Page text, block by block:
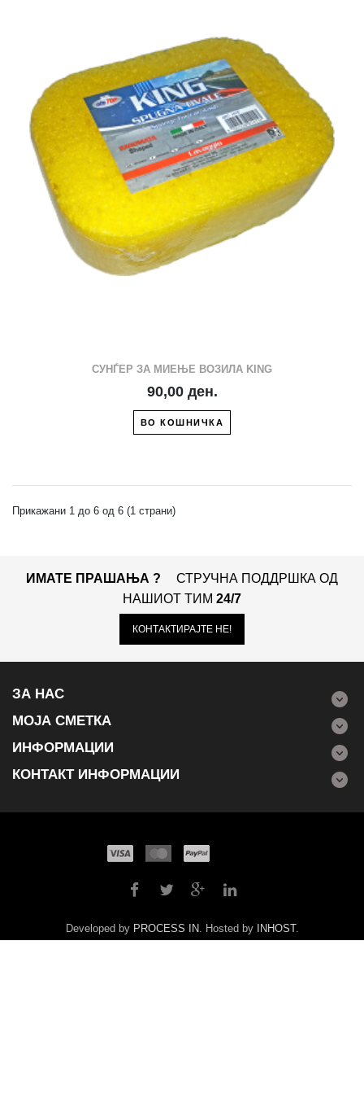
СУНЃЕР ЗА МИЕЊЕ ВОЗИЛА KING
90,00 ден.
ВО КОШНИЧКА
Прикажани 1 до 6 од 6 (1 страни)
ИМАТЕ ПРАШАЊА ?
СТРУЧНА ПОДДРШКА ОД
НАШИОТ ТИМ 24/7
КОНТАКТИРАЈТЕ НЕ!
ЗА НАС
МОЈА СМЕТКА
ИНФОРМАЦИИ
КОНТАКТ ИНФОРМАЦИИ
Developed by PROCESS IN. Hosted by INHOST.